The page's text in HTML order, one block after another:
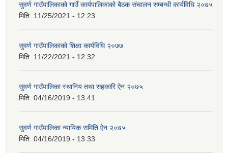
सुवर्ण गाउँपालिकाको गाउँ कार्यपालिकाको बैठक संचालन सम्बन्धी कार्यविधि २०७५
मिति: 11/25/2021 - 12:23
सुवर्ण गाउँपालिकाको शिक्षा कार्यविधि २०७७
मिति: 11/22/2021 - 12:32
सुवर्ण गाउँपालिका स्थानिय तथा सहकारि ऐन २०७५
मिति: 04/16/2019 - 13:41
सुवर्ण गाउँपालिका न्यायिक समिति ऐन २०७५
मिति: 04/16/2019 - 13:33